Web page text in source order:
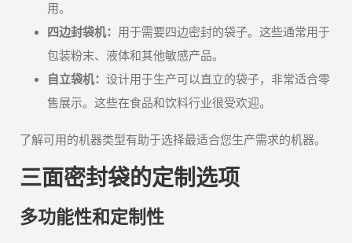
用。
四边封袋机： 用于需要四边密封的袋子。这些通常用于
包装粉末、液体和其他敏感产品。
自立袋机： 设计用于生产可以直立的袋子，非常适合零
售展示。这些在食品和饮料行业很受欢迎。
了解可用的机器类型有助于选择最适合您生产需求的机器。
三面密封袋的定制选项
多功能性和定制性